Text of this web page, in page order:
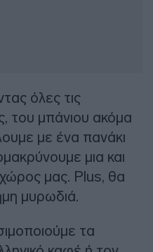
όλες τις
του μπάνιου ακόμα
με ένα πανάκι
μια και
μας. Plus, θα
μυρωδιά.
τα